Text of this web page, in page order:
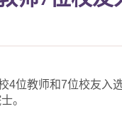
4位教师和7位校友入
。